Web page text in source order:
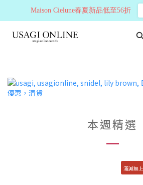
本週精選
滿減無
Maison Cielune春夏新品低至56折